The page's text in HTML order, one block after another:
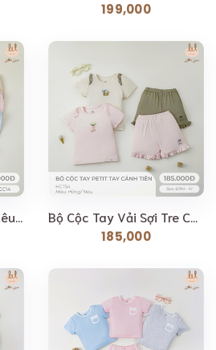
199,000
185,000